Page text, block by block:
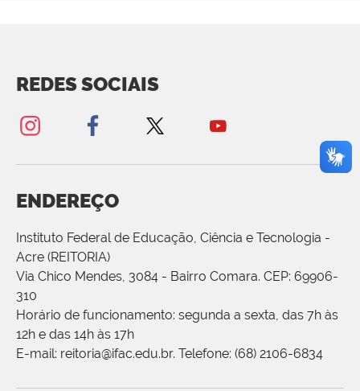
REDES SOCIAIS
ENDEREÇO
Instituto Federal de Educação, Ciência e Tecnologia -
Acre (REITORIA)
Via Chico Mendes, 3084 - Bairro Comara. CEP: 69906-
310
Horário de funcionamento: segunda a sexta, das 7h às
12h e das 14h às 17h
E-mail: reitoria@ifac.edu.br. Telefone: (68) 2106-6834